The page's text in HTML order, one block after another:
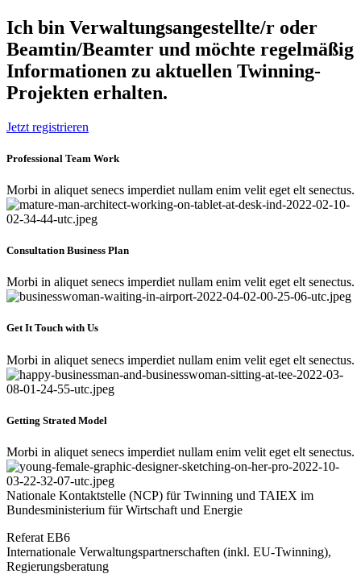
Ich bin Verwaltungsangestellte/r oder
Beamtin/Beamter und möchte regelmäßig
Informationen zu aktuellen Twinning-
Projekten erhalten.
Jetzt registrieren
Professional Team Work
Morbi in aliquet senecs imperdiet nullam enim velit eget elt senectus.
Consultation Business Plan
Morbi in aliquet senecs imperdiet nullam enim velit eget elt senectus.
Get It Touch with Us
Morbi in aliquet senecs imperdiet nullam enim velit eget elt senectus.
Getting Strated Model
Morbi in aliquet senecs imperdiet nullam enim velit eget elt senectus.
Nationale Kontaktstelle (NCP) für Twinning und TAIEX im
Bundesministerium für Wirtschaft und Energie
Referat EB6
Internationale Verwaltungspartnerschaften (inkl. EU-Twinning),
Regierungsberatung